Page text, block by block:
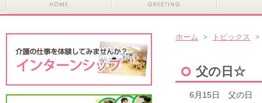
ホーム > トピックス
父の日☆
6月15日 父の日